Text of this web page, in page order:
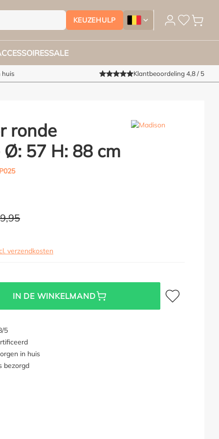
KEUZEHULP
Tuinmeubelhoesshop.be -
SALE
huis Klantbeoordeling 4,8 / 5
ronde
57 H: 88 cm
verzendkosten
IN DE WINKELMAND
Toevoegen aan
5
in huis
bezorgd